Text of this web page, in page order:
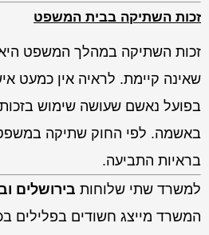
זכות השתיקה בבית המשפט
זכות השתיקה במהלך המשפט
שאינה קיימת. לראיה אין כמעט
בפועל נאשם שעושה שימוש
באשמה. לפי החוק שתיקה במשפט
בראיות התביעה.
למשרד שתי שלוחות בירושלים
המשרד מייצג חשודים בפלילים